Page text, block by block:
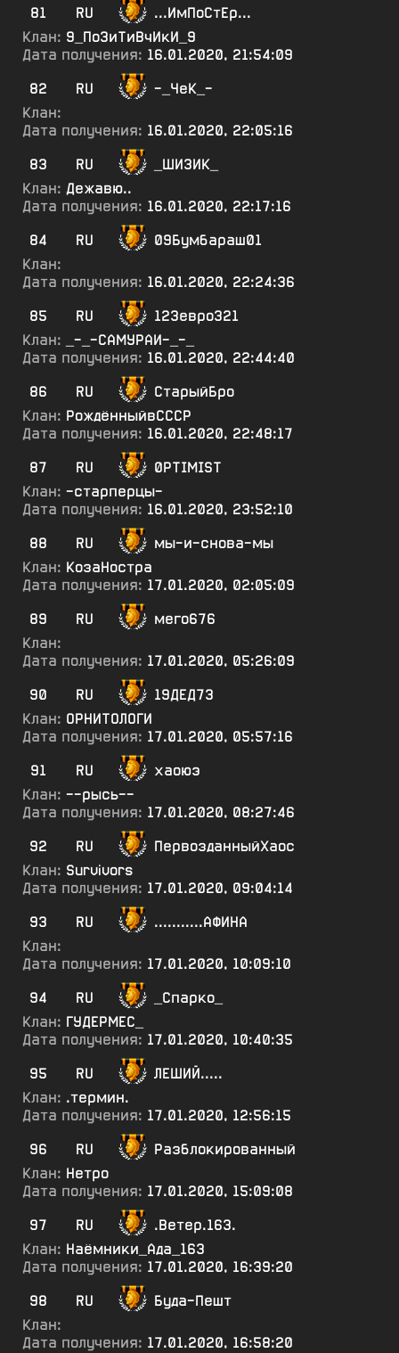
81
RU
...ИмПоСтЕр...
Клан: 9_ПоЗиТиВчИкИ_9
Дата получения: 16.01.2020, 21:54:09
82
RU
-_ЧеК_-
Клан:
Дата получения: 16.01.2020, 22:05:16
83
RU
_ШИ3ИК_
Клан: Дежавю..
Дата получения: 16.01.2020, 22:17:16
84
RU
09Бумбараш01
Клан:
Дата получения: 16.01.2020, 22:24:36
85
RU
123евро321
Клан:
_-_-САМУРАИ-_-_
Дата получения: 16.01.2020, 22:44:40
86
RU
СтарыйБро
Клан: РождённыйвСССР
Дата получения: 16.01.2020, 22:48:17
87
RU
0PTIMIST
Клан: -старперцы-
Дата получения: 16.01.2020, 23:52:10
88
RU
мы-и-снова-мы
Клан: КозаНостра
Дата получения: 17.01.2020, 02:05:09
89
RU
мего676
Клан:
Дата получения: 17.01.2020, 05:26:09
90
RU
19ДЕД73
Клан: ОРНИТОЛОГИ
Дата получения: 17.01.2020, 05:57:16
91
RU
хаоюэ
Клан: --рысь--
Дата получения: 17.01.2020, 08:27:46
92
RU
ПервозданныйХаос
Клан: Survivors
Дата получения: 17.01.2020, 09:04:14
93
RU
...........АФИНА
Клан:
Дата получения: 17.01.2020, 10:09:10
94
RU
_Спарко_
Клан: ГУДЕРМЕС_
Дата получения: 17.01.2020, 10:40:35
95
RU
ЛЕШИЙ.....
Клан: .термин.
Дата получения: 17.01.2020, 12:56:15
96
RU
Разблокированный
Клан: Нетро
Дата получения: 17.01.2020, 15:09:08
97
RU
.Ветер.163.
Клан: Наёмники_Ада_163
Дата получения: 17.01.2020, 16:39:20
98
RU
Буда-Пешт
Клан:
Дата получения: 17.01.2020, 16:58:20